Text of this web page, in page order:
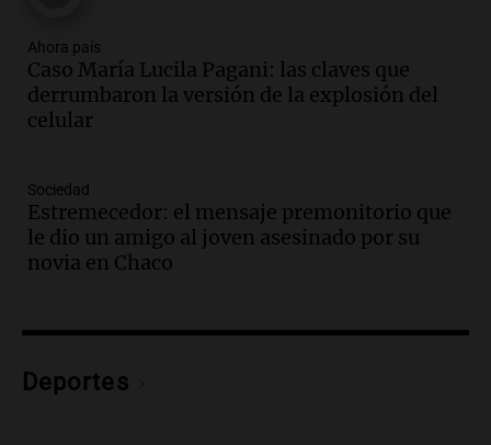
recordó su paso por Perú: "Nos decía
siempre: ''Difundan el milagro''"
Viva la Radio
Episodios
más femicidios del país, según informe
de Casa del Encuentro
Panorama Federal
Episodios
Procrear en la provincia
Episodios
Ahora país
Caso María Lucila Pagani: las claves que
derrumbaron la versión de la explosión del
celular
Sociedad
Estremecedor: el mensaje premonitorio que
le dio un amigo al joven asesinado por su
novia en Chaco
Deportes